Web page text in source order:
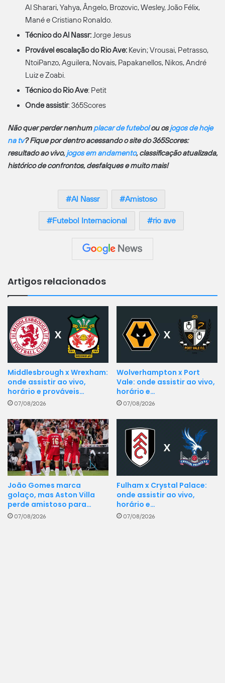
Al Sharari, Yahya, Ângelo, Brozovic, Wesley, João Félix,
Mané e Cristiano Ronaldo.
Técnico do Al Nassr:Jorge Jesus
Provável escalação do Rio Ave: Kevin; Vrousai, Petrasso,
NtoiPanzo, Aguilera, Novais, Papakanellos, Nikos, André
Luiz e Zoabi.
Técnico do Rio Ave: Petit
Onde assistir: 365Scores
Não quer perder nenhumplacar de futebolou osjogos de hoje
na tv? Fique por dentro acessando o site do 365Scores:
resultado ao vivo,jogos em andamento, classificação atualizada,
histórico de confrontos, desfalques e muito mais!
Al Nassr Amistoso
Futebol Internacional rio ave
Artigos relacionados
Middlesbrough x Wrexham:
onde assistir ao vivo,
horário e prováveis…
07/08/2026
Wolverhampton x Port
Vale: onde assistir ao vivo,
horário e…
07/08/2026
João Gomes marca
golaço, mas Aston Villa
perde amistoso para…
07/08/2026
Fulham x Crystal Palace:
onde assistir ao vivo,
horário e…
07/08/2026